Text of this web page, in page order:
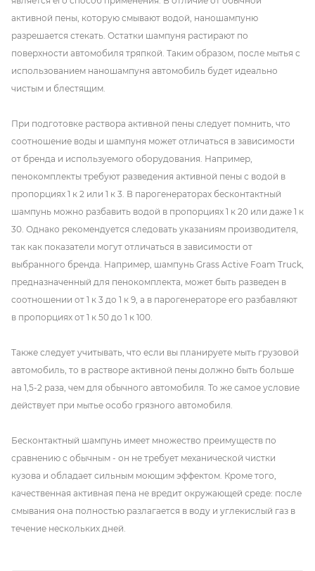
активной пены, которую смывают водой, наношампуню
разрешается стекать. Остатки шампуня растирают по
поверхности автомобиля тряпкой. Таким образом, после мытья с
использованием наношампуня автомобиль будет идеально
чистым и блестящим.
При подготовке раствора активной пены следует помнить, что
соотношение воды и шампуня может отличаться в зависимости
от бренда и используемого оборудования. Например,
пенокомплекты требуют разведения активной пены с водой в
пропорциях 1 к 2 или 1 к 3. В парогенераторах бесконтактный
шампунь можно разбавить водой в пропорциях 1 к 20 или даже 1 к
30. Однако рекомендуется следовать указаниям производителя,
так как показатели могут отличаться в зависимости от
выбранного бренда. Например, шампунь Grass Active Foam Truck,
предназначенный для пенокомплекта, может быть разведен в
соотношении от 1 к 3 до 1 к 9, а в парогенераторе его разбавляют
в пропорциях от 1 к 50 до 1 к 100.
Также следует учитывать, что если вы планируете мыть грузовой
автомобиль, то в растворе активной пены должно быть больше
на 1,5-2 раза, чем для обычного автомобиля. То же самое условие
действует при мытье особо грязного автомобиля.
Бесконтактный шампунь имеет множество преимуществ по
сравнению с обычным - он не требует механической чистки
кузова и обладает сильным моющим эффектом. Кроме того,
качественная активная пена не вредит окружающей среде: после
смывания она полностью разлагается в воду и углекислый газ в
течение нескольких дней.